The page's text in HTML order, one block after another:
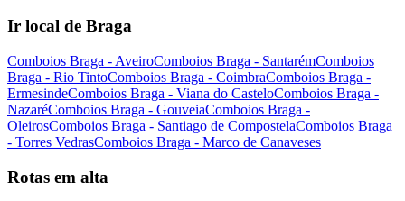
Ir local de Braga
Comboios Braga - AveiroComboios Braga - SantarémComboios
Braga - Rio TintoComboios Braga - CoimbraComboios Braga -
ErmesindeComboios Braga - Viana do CasteloComboios Braga -
NazaréComboios Braga - GouveiaComboios Braga -
OleirosComboios Braga - Santiago de CompostelaComboios Braga
- Torres VedrasComboios Braga - Marco de Canaveses
Rotas em alta